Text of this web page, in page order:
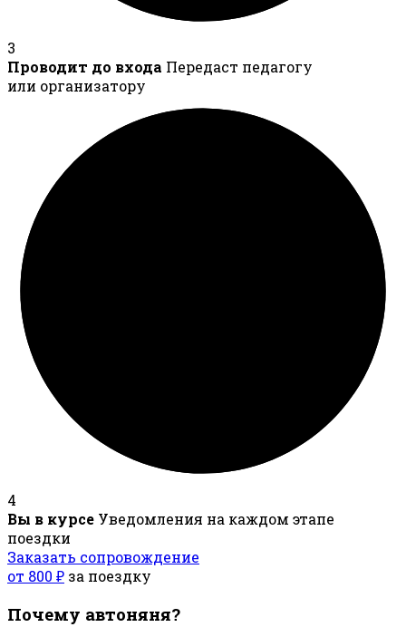
3
Проводит до входа Передаст педагогу
или организатору
4
Вы в курсе Уведомления на каждом этапе
поездки
Заказать сопровождение
от 800 ₽ за поездку
Почему автоняня?